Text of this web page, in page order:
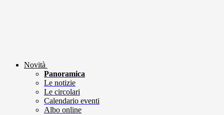
Novità
Panoramica
Le notizie
Le circolari
Calendario eventi
Albo online